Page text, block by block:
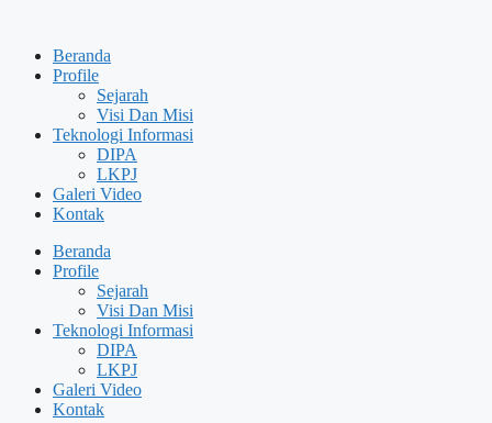
contentBeranda
Profile
Sejarah
Visi Dan Misi
Teknologi Informasi
DIPA
LKPJ
Galeri Video
Kontak
Beranda
Profile
Sejarah
Visi Dan Misi
Teknologi Informasi
DIPA
LKPJ
Galeri Video
Kontak